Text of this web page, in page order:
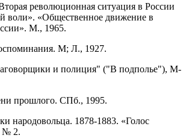
революционная ситуация в России
воли». «Общественное движение в
М., 1965.
М; Л., 1927.
и полиция" ("В подполье"), М-
прошлого. СПб., 1995.
народовольца. 1878-1883. «Голос
№ 2.